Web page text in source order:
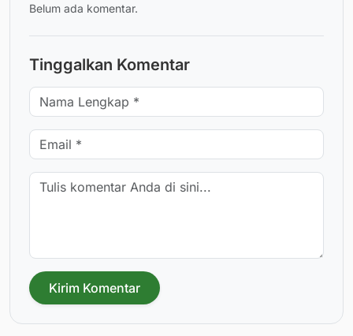
Belum ada komentar.
Tinggalkan Komentar
Kirim Komentar